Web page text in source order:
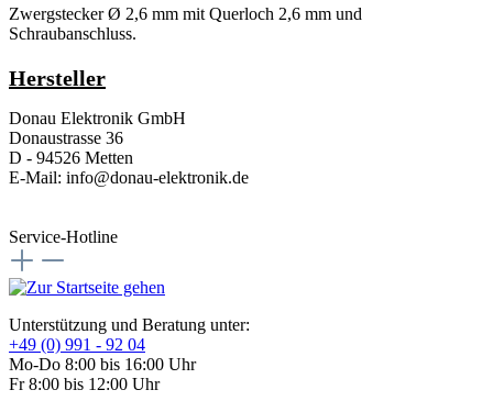
Zwergstecker Ø 2,6 mm mit Querloch 2,6 mm und
Schraubanschluss.
Hersteller
Donau Elektronik GmbH
Donaustrasse 36
D - 94526 Metten
E-Mail: info@donau-elektronik.de
Service-Hotline
Unterstützung und Beratung unter:
+49 (0) 991 - 92 04
Mo-Do 8:00 bis 16:00 Uhr
Fr 8:00 bis 12:00 Uhr